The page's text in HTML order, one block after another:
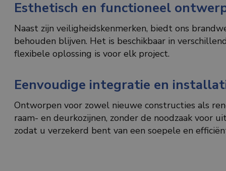
Esthetisch en functioneel
Naast zijn veiligheidskenmerken, biedt ons
behouden blijven. Het is beschikbaar in
flexibele oplossing is voor elk project.
Eenvoudige integratie en
Ontworpen voor zowel nieuwe constructies als
raam- en deurkozijnen, zonder de noodzaak voor
zodat u verzekerd bent van een soepele en